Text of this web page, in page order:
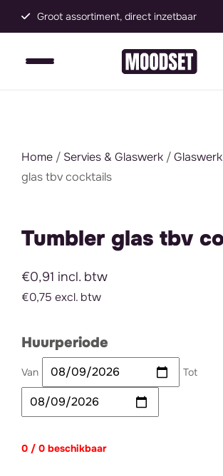
Groot assortiment, direct inzetbaar
Home / Servies & Glaswerk /Glaswerk
glas tbv cocktails
Tumbler glas tbv
€0,91 incl. btw
€0,75 excl. btw
Huurperiode
Van Tot
0 / 0 beschikbaar